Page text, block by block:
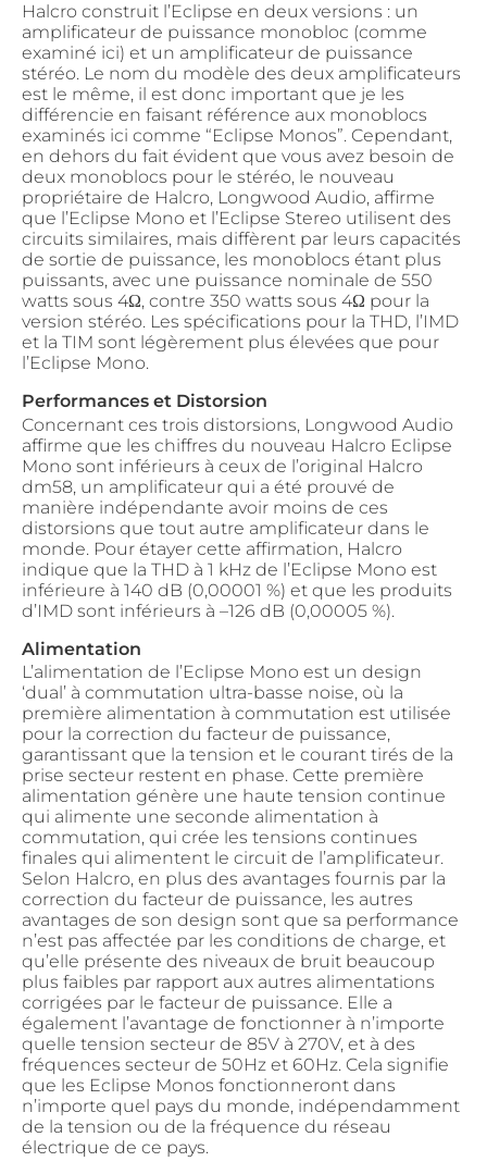
Halcro construit l’Eclipse en deux versions : un
amplificateur de puissance monobloc (comme
examiné ici) et un amplificateur de puissance
stéréo. Le nom du modèle des deux amplificateurs
est le même, il est donc important que je les
différencie en faisant référence aux monoblocs
examinés ici comme “Eclipse Monos”. Cependant,
en dehors du fait évident que vous avez besoin de
deux monoblocs pour le stéréo, le nouveau
propriétaire de Halcro, Longwood Audio, affirme
que l’Eclipse Mono et l’Eclipse Stereo utilisent des
circuits similaires, mais diffèrent par leurs capacités
de sortie de puissance, les monoblocs étant plus
puissants, avec une puissance nominale de 550
watts sous 4Ω, contre 350 watts sous 4Ω pour la
version stéréo. Les spécifications pour la THD, l’IMD
et la TIM sont légèrement plus élevées que pour
l’Eclipse Mono.
Performances et Distorsion
Concernant ces trois distorsions, Longwood Audio
affirme que les chiffres du nouveau Halcro Eclipse
Mono sont inférieurs à ceux de l’original Halcro
dm58, un amplificateur qui a été prouvé de
manière indépendante avoir moins de ces
distorsions que tout autre amplificateur dans le
monde. Pour étayer cette affirmation, Halcro
indique que la THD à 1 kHz de l’Eclipse Mono est
inférieure à 140 dB (0,00001 %) et que les produits
d’IMD sont inférieurs à –126 dB (0,00005 %).
Alimentation
L’alimentation de l’Eclipse Mono est un design
‘dual’ à commutation ultra-basse noise, où la
première alimentation à commutation est utilisée
pour la correction du facteur de puissance,
garantissant que la tension et le courant tirés de la
prise secteur restent en phase. Cette première
alimentation génère une haute tension continue
qui alimente une seconde alimentation à
commutation, qui crée les tensions continues
finales qui alimentent le circuit de l’amplificateur.
Selon Halcro, en plus des avantages fournis par la
correction du facteur de puissance, les autres
avantages de son design sont que sa performance
n’est pas affectée par les conditions de charge, et
qu’elle présente des niveaux de bruit beaucoup
plus faibles par rapport aux autres alimentations
corrigées par le facteur de puissance. Elle a
également l’avantage de fonctionner à n’importe
quelle tension secteur de 85V à 270V, et à des
fréquences secteur de 50Hz et 60Hz. Cela signifie
que les Eclipse Monos fonctionneront dans
n’importe quel pays du monde, indépendamment
de la tension ou de la fréquence du réseau
électrique de ce pays.